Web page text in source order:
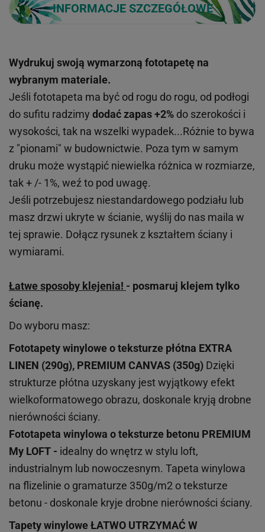
INFORMACJE SZCZEGÓŁOWE
Wydrukuj swoją wymarzoną fototapetę na
wybranym materiale.
Jeśli fototapeta ma być od rogu do rogu, od podłogi
do sufitu radzimy dodać zapas +2% do szerokości i
wysokości, tak na wszelki wypadek...Różnie to bywa
z "pionami" w budownictwie. Poza tym w samym
druku może wystąpić niewielka różnica w rozmiarze,
tak + /- 1%, weź to pod uwagę.
Jeśli potrzebujesz niestandardowego podziału lub
masz drzwi ukryte w ścianie, wyślij do nas maila w
tej sprawie. Dołącz rysunek z kształtem ściany i
wymiarami.
Łatwe sposoby klejenia! - posmaruj klejem tylko
ścianę.
Do wyboru masz:
Fototapety winylowe oteksturze płótna EXTRA
LINEN (290g), PREMIUM CANVAS (350g) Dzięki
strukturze płótna uzyskany jest wyjątkowy efekt
wielkoformatowego obrazu, doskonale kryją drobne
nierówności ściany.
Fototapeta winylowa oteksturze betonu PREMIUM
My LOFT - idealny do wnętrz w stylu loft,
industrialnym lub nowoczesnym. Tapeta winylowa
na flizelinie o gramaturze 350g/m2 o teksturze
betonu - doskonale kryje drobne nierówności ściany.
Tapety winyloweŁATWO UTRZYMAĆ W